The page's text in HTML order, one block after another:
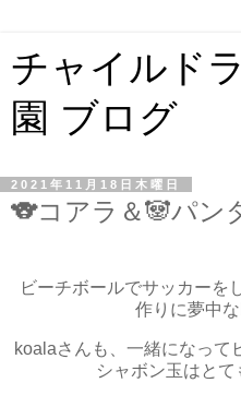
チャイルド
園 ブログ
2021年11月18日木曜日
🐨コアラ＆🐼パン
ビーチボールでサッカーを
作りに夢中
koalaさんも、一緒になって
シャボン玉はとて